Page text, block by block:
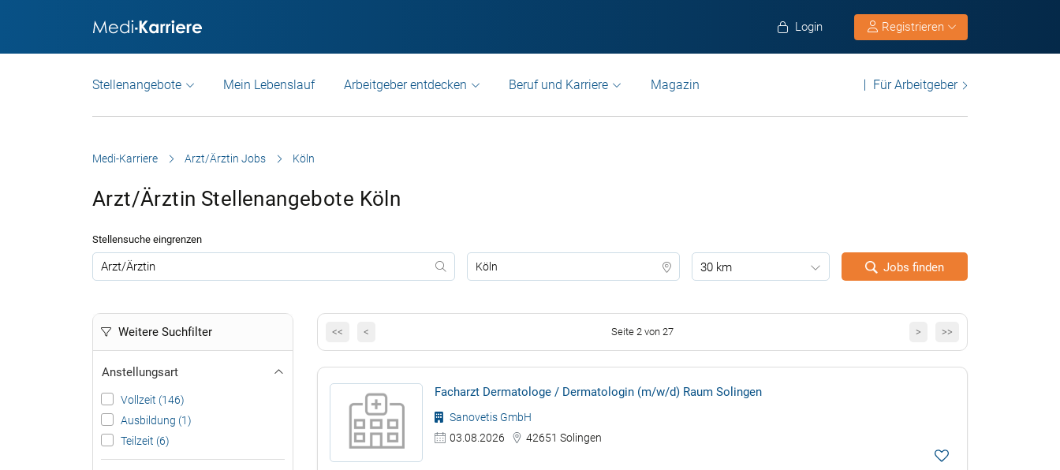
Login Registrieren
Stellenangebote Mein Lebenslauf Arbeitgeber entdecken Beruf und Karriere Magazin Für Arbeitgeber
Medi-Karriere Arzt/Ärztin Jobs Köln
Arzt/Ärztin Stellenangebote Köln
Stellensuche eingrenzen
30 km Jobs finden
Weitere Suchfilter
Anstellungsart
Vollzeit (146)
Ausbildung (1)
Teilzeit (6)
<< >>
Seite 2 von 27
< >
Facharzt Dermatologe / Dermatologin (m/w/d) Raum Solingen
Sanovetis GmbH
03.08.2026
42651 Solingen